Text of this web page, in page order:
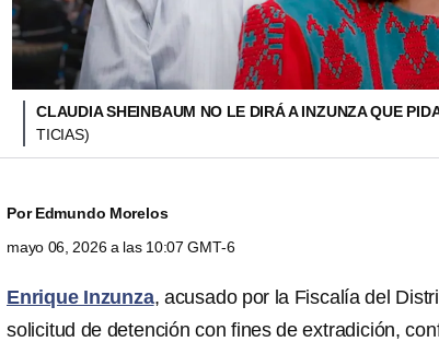
CLAUDIA SHEINBAUM NO LE DIRÁ A INZUNZA QUE
TICIAS)
PorEdmundo Morelos
mayo 06, 2026 a las 10:07 GMT-6
Enrique Inzunza, acusado por la Fiscalía del
solicitud de detención con fines de extradición,